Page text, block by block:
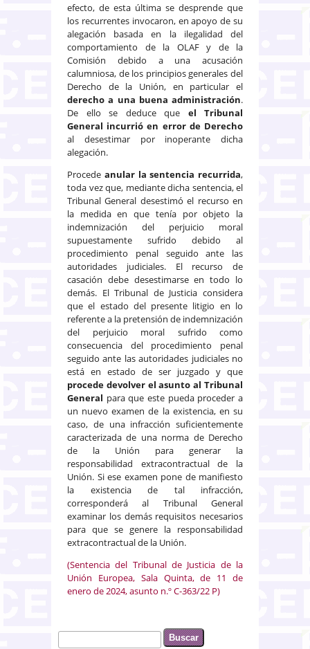
efecto, de esta última se desprende que
los recurrentes invocaron, en apoyo de su
alegación basada en la ilegalidad del
comportamiento de la OLAF y de la
Comisión debido a una acusación
calumniosa, de los principios generales del
Derecho de la Unión, en particular el
derecho a una buena administración.
De ello se deduce que el Tribunal
General incurrió en error de Derecho
al desestimar por inoperante dicha
alegación.
Procede anular la sentencia recurrida,
toda vez que, mediante dicha sentencia, el
Tribunal General desestimó el recurso en
la medida en que tenía por objeto la
indemnización del perjuicio moral
supuestamente sufrido debido al
procedimiento penal seguido ante las
autoridades judiciales. El recurso de
casación debe desestimarse en todo lo
demás. El Tribunal de Justicia considera
que el estado del presente litigio en lo
referente a la pretensión de indemnización
del perjuicio moral sufrido como
consecuencia del procedimiento penal
seguido ante las autoridades judiciales no
está en estado de ser juzgado y que
procede devolver el asunto al Tribunal
General para que este pueda proceder a
un nuevo examen de la existencia, en su
caso, de una infracción suficientemente
caracterizada de una norma de Derecho
de la Unión para generar la
responsabilidad extracontractual de la
Unión. Si ese examen pone de manifiesto
la existencia de tal infracción,
corresponderá al Tribunal General
examinar los demás requisitos necesarios
para que se genere la responsabilidad
extracontractual de la Unión.
(Sentencia del Tribunal de Justicia de la
Unión Europea, Sala Quinta, de 11 de
enero de 2024, asunto n.º C-363/22 P)
Formulario de búsqueda
Buscar